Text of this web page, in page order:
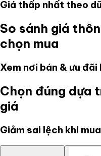
Giá thấp nhất theo
So sánh giá
chọn mua
Xem nơi bán & ưu đãi
Chọn đúng dựa
giá
Giảm sai lệch khi